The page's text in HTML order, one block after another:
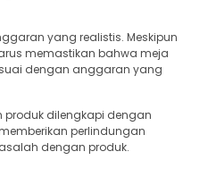
yang realistis. Meskipun
memastikan bahwa meja
dengan anggaran yang
produk dilengkapi dengan
perlindungan
dengan produk.